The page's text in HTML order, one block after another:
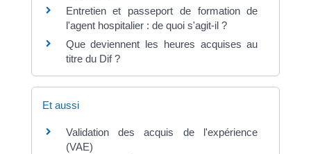
Entretien et passeport de formation de
l'agent hospitalier : de quoi s'agit-il ?
Que deviennent les heures acquises au
titre du Dif ?
Et aussi
Validation des acquis de l'expérience
(VAE)